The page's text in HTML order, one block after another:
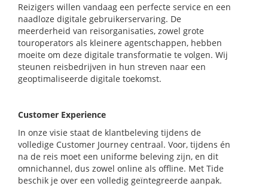
Reizigers willen vandaag een perfecte service en een
naadloze digitale gebruikerservaring. De
meerderheid van reisorganisaties, zowel grote
touroperators als kleinere agentschappen, hebben
moeite om deze digitale transformatie te volgen. Wij
steunen reisbedrijven in hun streven naar een
geoptimaliseerde digitale toekomst.
Customer Experience
In onze visie staat de klantbeleving tijdens de
volledige Customer Journey centraal. Voor, tijdens én
na de reis moet een uniforme beleving zijn, en dit
omnichannel, dus zowel online als offline. Met Tide
beschik je over een volledig geïntegreerde aanpak.